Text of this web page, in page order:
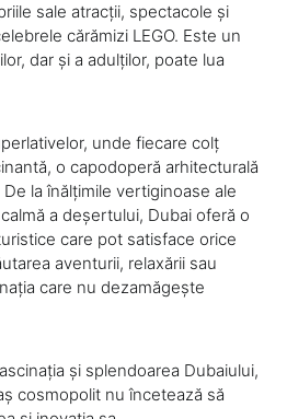
sale atracții, spectacole și
cărămizi LEGO. Este un
dar și a adulților, poate lua
unde fiecare colț
o capodoperă arhitecturală
la înălțimile vertiginoase ale
a deșertului, Dubai oferă o
care pot satisface orice
aventurii, relaxării sau
care nu dezamăgește
și splendoarea Dubaiului,
cosmopolit nu încetează să